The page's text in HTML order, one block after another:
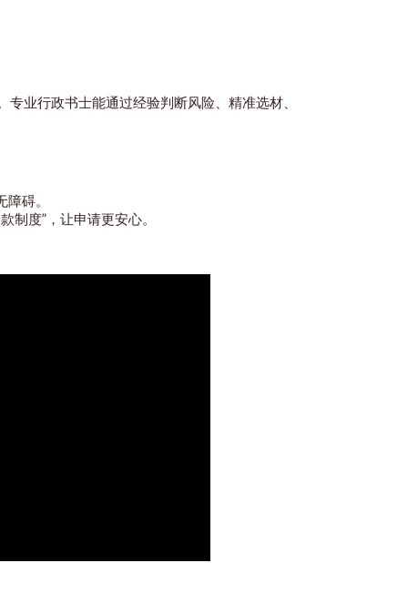
业行政书士能通过经验判断风险、精准选材、
碍。
制度”，让申请更安心。